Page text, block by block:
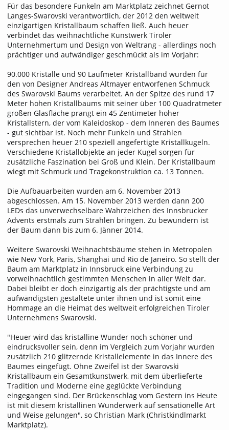
Für das besondere Funkeln am Marktplatz zeichnet Gernot
Langes-Swarovski verantwortlich, der 2012 den weltweit
einzigartigen Kristallbaum schaffen ließ. Auch heuer
verbindet das weihnachtliche Kunstwerk Tiroler
Unternehmertum und Design von Weltrang - allerdings noch
prächtiger und aufwändiger geschmückt als im Vorjahr:
90.000 Kristalle und 90 Laufmeter Kristallband wurden für
den von Designer Andreas Altmayer entworfenen Schmuck
des Swarovski Baums verarbeitet. An der Spitze des rund 17
Meter hohen Kristallbaums mit seiner über 100 Quadratmeter
großen Glasfläche prangt ein 45 Zentimeter hoher
Kristallstern, der vom Kaleidoskop - dem Inneren des Baumes
- gut sichtbar ist. Noch mehr Funkeln und Strahlen
versprechen heuer 210 speziell angefertigte Kristallkugeln.
Verschiedene Kristallobjekte an jeder Kugel sorgen für
zusätzliche Faszination bei Groß und Klein. Der Kristallbaum
wiegt mit Schmuck und Tragekonstruktion ca. 13 Tonnen.
Die Aufbauarbeiten wurden am 6. November 2013
abgeschlossen. Am 15. November 2013 werden dann 200
LEDs das unverwechselbare Wahrzeichen des Innsbrucker
Advents erstmals zum Strahlen bringen. Zu bewundern ist
der Baum dann bis zum 6. Jänner 2014.
Weitere Swarovski Weihnachtsbäume stehen in Metropolen
wie New York, Paris, Shanghai und Rio de Janeiro. So stellt der
Baum am Marktplatz in Innsbruck eine Verbindung zu
vorweihnachtlich gestimmten Menschen in aller Welt dar.
Dabei bleibt er doch einzigartig als der prächtigste und am
aufwändigsten gestaltete unter ihnen und ist somit eine
Hommage an die Heimat des weltweit erfolgreichen Tiroler
Unternehmens Swarovski.
"Heuer wird das kristalline Wunder noch schöner und
eindrucksvoller sein, denn im Vergleich zum Vorjahr wurden
zusätzlich 210 glitzernde Kristallelemente in das Innere des
Baumes eingefügt. Ohne Zweifel ist der Swarovski
Kristallbaum ein Gesamtkunstwerk, mit dem überlieferte
Tradition und Moderne eine geglückte Verbindung
eingegangen sind. Der Brückenschlag vom Gestern ins Heute
ist mit diesem kristallinen Wunderwerk auf sensationelle Art
und Weise gelungen", so Christian Mark (Christkindlmarkt
Marktplatz).